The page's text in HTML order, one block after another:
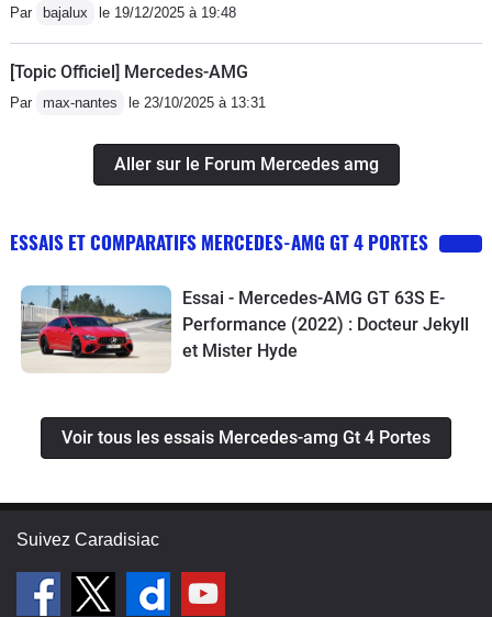
Par bajalux le 19/12/2025 à 19:48
[Topic Officiel] Mercedes-AMG
Par max-nantes le 23/10/2025 à 13:31
Aller sur le Forum Mercedes amg
ESSAIS ET COMPARATIFS MERCEDES-AMG GT 4 PORTES
Essai - Mercedes-AMG GT 63S E-
Performance (2022) : Docteur Jekyll
et Mister Hyde
Voir tous les essais Mercedes-amg Gt 4 Portes
Suivez Caradisiac